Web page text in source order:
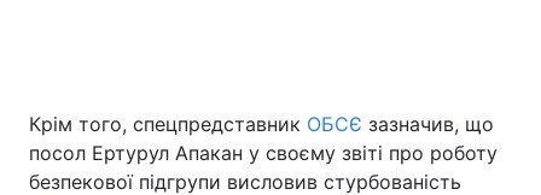
Крім того, спецпредставник ОБСЄ зазначив, що
посол Ертурул Апакан у своєму звіті про роботу
безпекової підгрупи висловив стурбованість